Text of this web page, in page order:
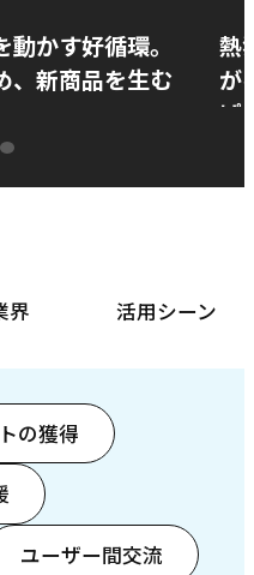
かす好循環。
、新商品を生む
熱
が
ぱ
界 活用シーン
の獲得
ユーザー間交流